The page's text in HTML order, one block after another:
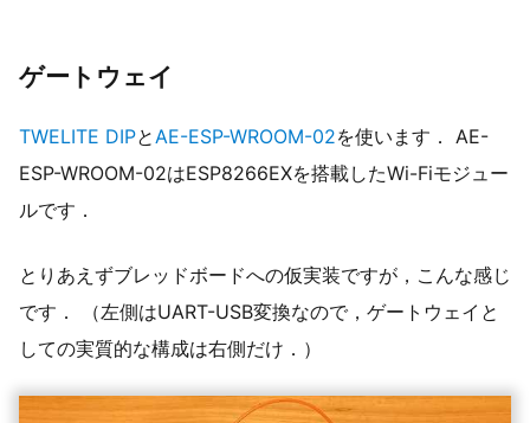
ゲートウェイ
TWELITE DIPと AE-ESP-WROOM-02を使います． AE-
ESP-WROOM-02はESP8266EXを搭載したWi-Fiモジュー
ルです．
とりあえずブレッドボードへの仮実装ですが，こんな感じ
です． （左側はUART-USB変換なので，ゲートウェイと
しての実質的な構成は右側だけ．）